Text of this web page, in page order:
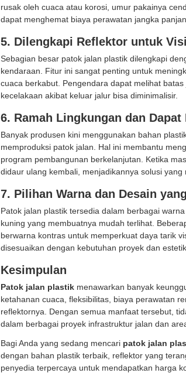
rusak oleh cuaca atau korosi, umur pakainya
dapat menghemat biaya perawatan jangka
5. Dilengkapi Reflektor untuk
Sebagian besar patok jalan plastik dilengkapi
kendaraan. Fitur ini sangat penting untuk
cuaca berkabut. Pengendara dapat melihat
kecelakaan akibat keluar jalur bisa diminimalisir.
6. Ramah Lingkungan dan Dapat
Banyak produsen kini menggunakan bahan
memproduksi patok jalan. Hal ini membantu
program pembangunan berkelanjutan. Ketika
didaur ulang kembali, menjadikannya solusi yang
7. Pilihan Warna dan Desain
Patok jalan plastik tersedia dalam berbagai
kuning yang membuatnya mudah terlihat.
berwarna kontras untuk memperkuat daya tarik
disesuaikan dengan kebutuhan proyek dan
Kesimpulan
Patok jalan plastik menawarkan banyak
ketahanan cuaca, fleksibilitas, biaya perawatan
reflektornya. Dengan semua manfaat tersebut,
dalam berbagai proyek infrastruktur jalan dan
Bagi Anda yang sedang mencari patok jalan
dengan bahan plastik terbaik, reflektor yang
penyedia terpercaya untuk mendapatkan harga